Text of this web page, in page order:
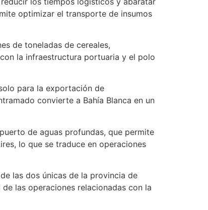
optimizar el transporte de insumos
de toneladas de cereales,
la infraestructura portuaria y el polo
para la exportación de
convierte a Bahía Blanca en un
de aguas profundas, que permite
lo que se traduce en operaciones
las dos únicas de la provincia de
las operaciones relacionadas con la